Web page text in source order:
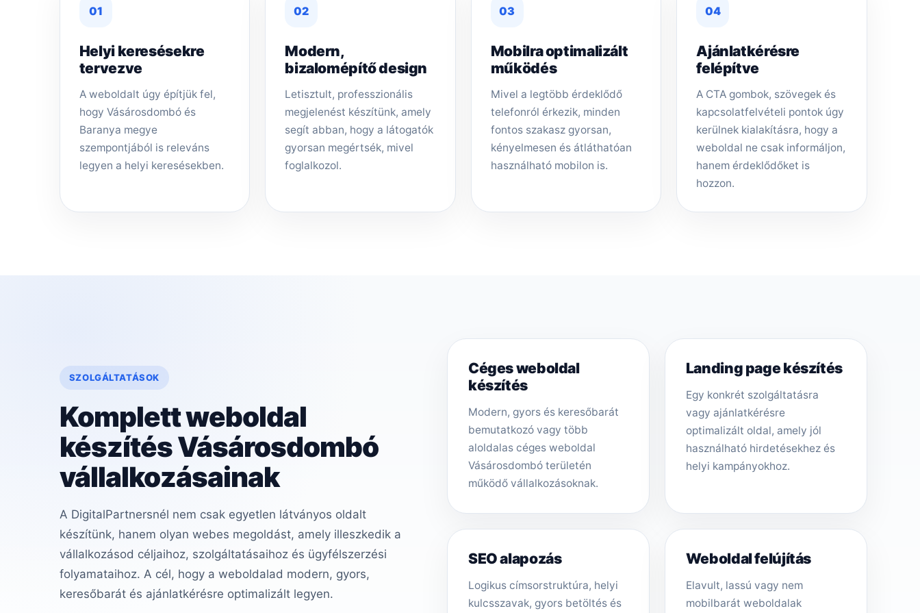
01
Helyi keresésekre
tervezve
A weboldalt úgy építjük fel,
hogy Vásárosdombó és
Baranya megye
szempontjából is releváns
legyen a helyi keresésekben.
02
Modern,
bizalomépítő design
Letisztult, professzionális
megjelenést készítünk, amely
segít abban, hogy a látogatók
gyorsan megértsék, mivel
foglalkozol.
03
Mobilra optimalizált
működés
Mivel a legtöbb érdeklődő
telefonról érkezik, minden
fontos szakasz gyorsan,
kényelmesen és átláthatóan
használható mobilon is.
04
Ajánlatkérésre
felépítve
A CTA gombok, szövegek és
kapcsolatfelvételi pontok úgy
kerülnek kialakításra, hogy a
weboldal ne csak informáljon,
hanem érdeklődőket is
hozzon.
SZOLGÁLTATÁSOK
Komplett weboldal
készítés Vásárosdombó
vállalkozásainak
A DigitalPartnersnél nem csak egyetlen látványos oldalt
készítünk, hanem olyan webes megoldást, amely illeszkedik a
vállalkozásod céljaihoz, szolgáltatásaihoz és ügyfélszerzési
folyamataihoz. A cél, hogy a weboldalad modern, gyors,
keresőbarát és ajánlatkérésre optimalizált legyen.
Céges weboldal
készítés
Modern, gyors és keresőbarát
bemutatkozó vagy több
aloldalas céges weboldal
Vásárosdombó területén
működő vállalkozásoknak.
Landing page készítés
Egy konkrét szolgáltatásra
vagy ajánlatkérésre
optimalizált oldal, amely jól
használható hirdetésekhez és
helyi kampányokhoz.
SEO alapozás
Logikus címsorstruktúra, helyi
kulcsszavak, gyors betöltés és
Weboldal felújítás
Elavult, lassú vagy nem
mobilbarát weboldalak